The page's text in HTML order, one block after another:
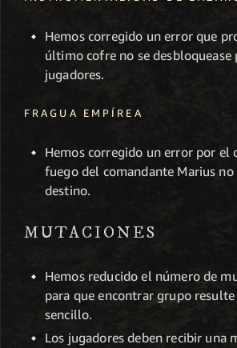
Hemos corregido un error que
último cofre no se desbloquease
jugadores.
FRAGUA EMPÍREA
Hemos corregido un error por el
fuego del comandante Marius no
destino.
MUTACIONES
Hemos reducido el número de
para que encontrar grupo
sencillo.
Los jugadores deben recibir una